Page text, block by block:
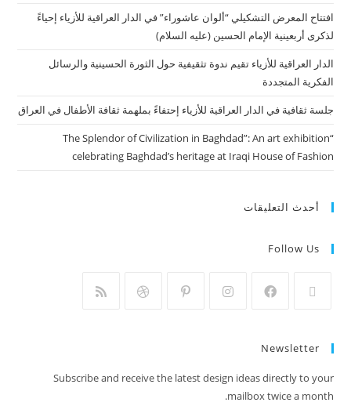
افتتاح المعرض التشكيلي “ألوان عاشوراء” في الدار العراقية للأزياء إحياءً
لذكرى أربعينية الإمام الحسين (عليه السلام)
الدار العراقية للأزياء تقيم ندوة تثقيفية حول الثورة الحسينية والرسائل
الفكرية المتجددة
جلسة ثقافية في الدار العراقية للأزياء إحتفاءً بملهمة ثقافة الأطفال في العراق
“The Splendor of Civilization in Baghdad”: An art exhibition
celebrating Baghdad’s heritage at Iraqi House of Fashion
أحدث التعليقات
Follow Us
Newsletter
Subscribe and receive the latest design ideas directly to your
mailbox twice a month.